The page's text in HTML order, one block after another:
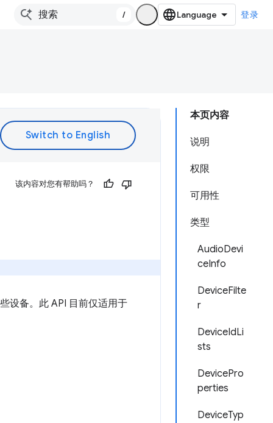
/ 登录
本页内容
说明
权限
可用性
类型
AudioDevi
ceInfo
DeviceFilte
r
DeviceIdLi
sts
DevicePro
perties
DeviceTyp
该内容对您有帮助吗？
设备。此 API 目前仅适用于